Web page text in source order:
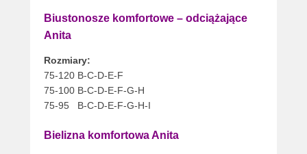
Biustonosze komfortowe – odciążające
Anita
Rozmiary:
75-120 B-C-D-E-F
75-100 B-C-D-E-F-G-H
75-95 B-C-D-E-F-G-H-I
Bielizna komfortowa Anita